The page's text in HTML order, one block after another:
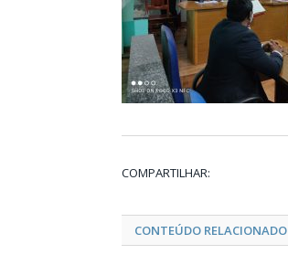
COMPARTILHAR:
CONTEÚDO RELACIONADO